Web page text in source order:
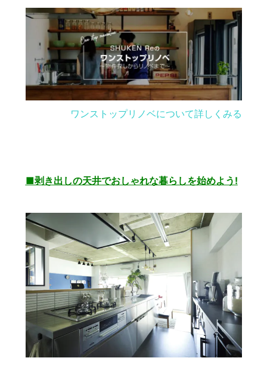
ワンストップリノベについて詳しくみる
■剥き出しの天井でおしゃれな暮らしを始めよう!